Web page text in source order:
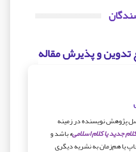
تدوین و پذیرش مقاله
پژوهش نویسنده در زمینه
جدید یا کلام اسلامی»باشد و
یا هم‌زمان به نشریه دیگری